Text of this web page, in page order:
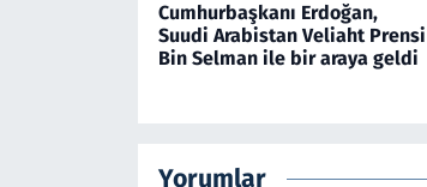
Cumhurbaşkanı Erdoğan,
Suudi Arabistan Veliaht Prensi
Bin Selman ile bir araya geldi
Yorumlar